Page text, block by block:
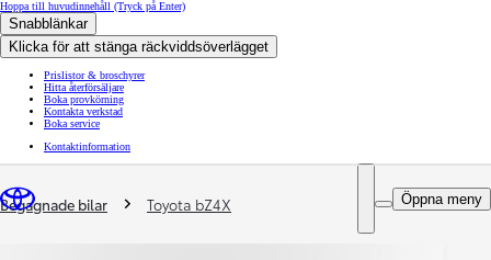
Hoppa till huvudinnehåll (Tryck på Enter)
Snabblänkar
Klicka för att stänga räckviddsöverlägget
Prislistor & broschyrer
Hitta återförsäljare
Boka provkörning
Kontakta verkstad
Boka service
Kontaktinformation
Öppna meny
You are here
Begagnade bilar Toyota bZ4X